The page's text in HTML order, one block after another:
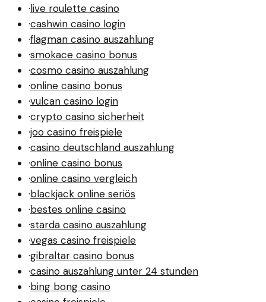
·live roulette casino
·cashwin casino login
·flagman casino auszahlung
·smokace casino bonus
·cosmo casino auszahlung
·online casino bonus
·vulcan casino login
·crypto casino sicherheit
·joo casino freispiele
·casino deutschland auszahlung
·online casino bonus
·online casino vergleich
·blackjack online seriös
·bestes online casino
·starda casino auszahlung
·vegas casino freispiele
·gibraltar casino bonus
·casino auszahlung unter 24 stunden
·bing bong casino